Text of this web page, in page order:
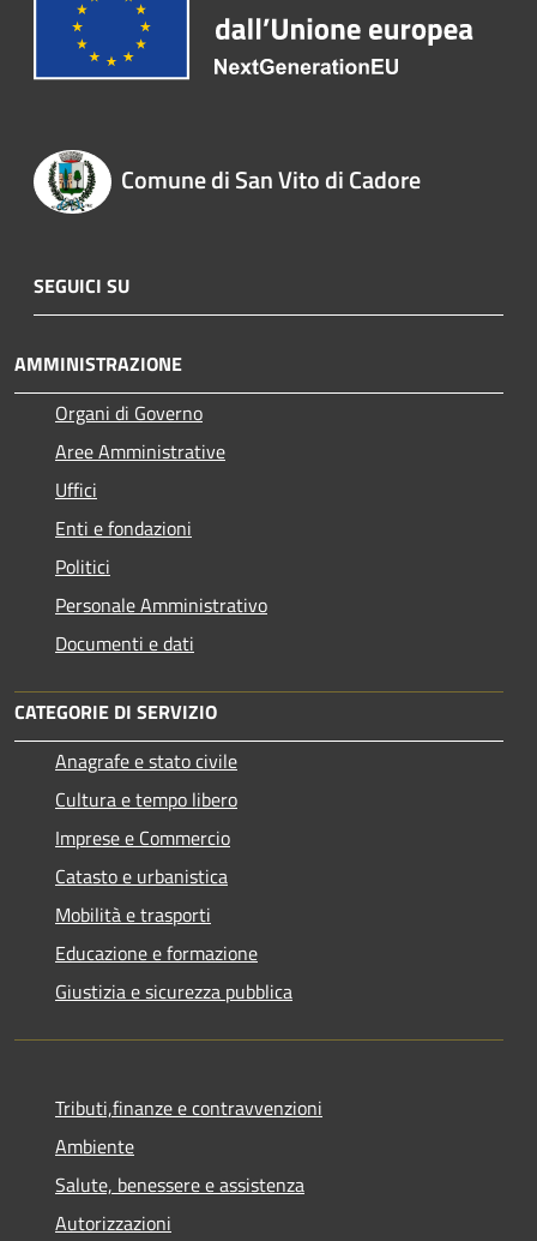
Comune di San Vito di Cadore
SEGUICI SU
AMMINISTRAZIONE
Organi di Governo
Aree Amministrative
Uffici
Enti e fondazioni
Politici
Personale Amministrativo
Documenti e dati
CATEGORIE DI SERVIZIO
Anagrafe e stato civile
Cultura e tempo libero
Imprese e Commercio
Catasto e urbanistica
Mobilità e trasporti
Educazione e formazione
Giustizia e sicurezza pubblica
Tributi,finanze e contravvenzioni
Ambiente
Salute, benessere e assistenza
Autorizzazioni